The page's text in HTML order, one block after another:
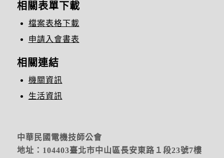
相關表單下載
檔案表格下載
申請入會書表
相關連結
機關資訊
生活資訊
中華民國電機技師公會
地址：104403臺北市中山區長安東路１段23號7樓